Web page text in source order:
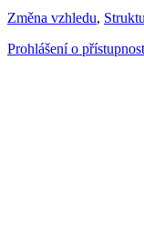
Změna vzhledu,
Prohlášení o